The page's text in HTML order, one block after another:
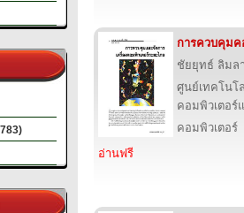
การควบคุมค
ชัยยุทธ์ ลิมล
ศูนย์เทคโนโ
คอมพิวเตอร์
คอมพิวเตอร์
อ่านฟรี